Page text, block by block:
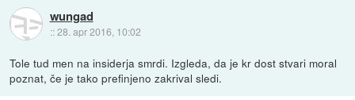
wungad
::28. apr 2016, 10:02
Tole tud men na insiderja smrdi. Izgleda, da je kr dost stvari moral
poznat, če je tako prefinjeno zakrival sledi.